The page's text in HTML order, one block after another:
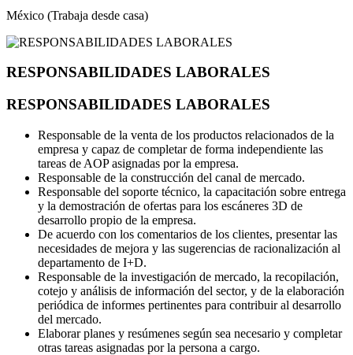
México (Trabaja desde casa)
RESPONSABILIDADES LABORALES
RESPONSABILIDADES LABORALES
Responsable de la venta de los productos relacionados de la
empresa y capaz de completar de forma independiente las
tareas de AOP asignadas por la empresa.
Responsable de la construcción del canal de mercado.
Responsable del soporte técnico, la capacitación sobre entrega
y la demostración de ofertas para los escáneres 3D de
desarrollo propio de la empresa.
De acuerdo con los comentarios de los clientes, presentar las
necesidades de mejora y las sugerencias de racionalización al
departamento de I+D.
Responsable de la investigación de mercado, la recopilación,
cotejo y análisis de información del sector, y de la elaboración
periódica de informes pertinentes para contribuir al desarrollo
del mercado.
Elaborar planes y resúmenes según sea necesario y completar
otras tareas asignadas por la persona a cargo.